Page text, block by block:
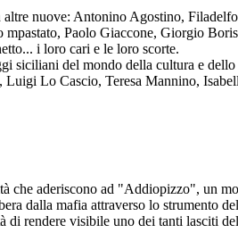
altre nuove: Antonino Agostino,
Paolo Giaccone, Giorgio
i loro cari e le loro scorte.
siciliani del mondo della cultura e
Lo Cascio, Teresa Mannino,
che aderiscono ad "Addiopizzo", un
dalla mafia attraverso lo strumento
rendere visibile uno dei tanti lasciti